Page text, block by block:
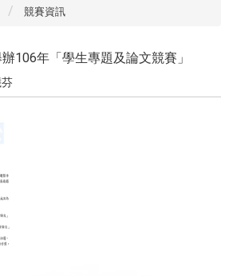
競賽資訊
106年「學生專題及論文競賽」